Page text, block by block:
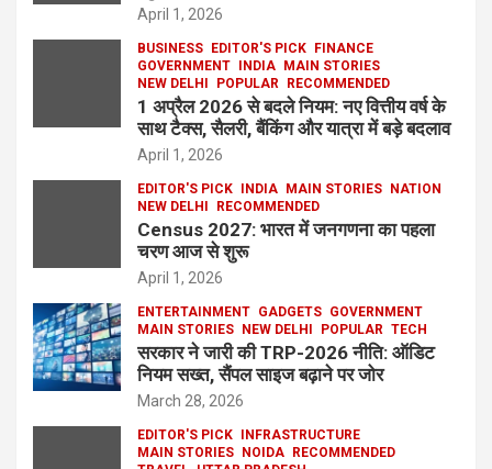
April 1, 2026
BUSINESS EDITOR'S PICK FINANCE
GOVERNMENT INDIA MAIN STORIES
NEW DELHI
POPULAR RECOMMENDED
1 अप्रैल 2026 से बदले नियम: नए वित्तीय वर्ष के
साथ टैक्स, सैलरी, बैंकिंग और यात्रा में बड़े बदलाव
April 1, 2026
EDITOR'S PICK INDIA MAIN STORIES NATION
NEW DELHI
RECOMMENDED
Census 2027: भारत में जनगणना का पहला
चरण आज से शुरू
April 1, 2026
ENTERTAINMENT GADGETS GOVERNMENT
MAIN STORIES NEW DELHI POPULAR TECH
सरकार ने जारी की TRP-2026 नीति: ऑडिट
नियम सख्त, सैंपल साइज बढ़ाने पर जोर
March 28, 2026
EDITOR'S PICK INFRASTRUCTURE
MAIN STORIES NOIDA RECOMMENDED